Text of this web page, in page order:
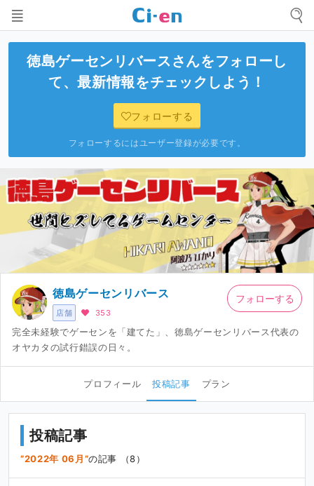
徳島ゲーセンリバースさんをフォローし
て、最新情報をチェックしよう！
フォローする
フォローするにはユーザー登録が必要です。
店舗
徳島ゲーセンリバース
353
完全未経験でゲーセンを「建てた」、徳島ゲーセンリバース代表の
オヤカタの試行錯誤の日々。
フォローする
プロフィール 投稿記事 プラン
投稿記事
2022年 06月 の記事 （8）